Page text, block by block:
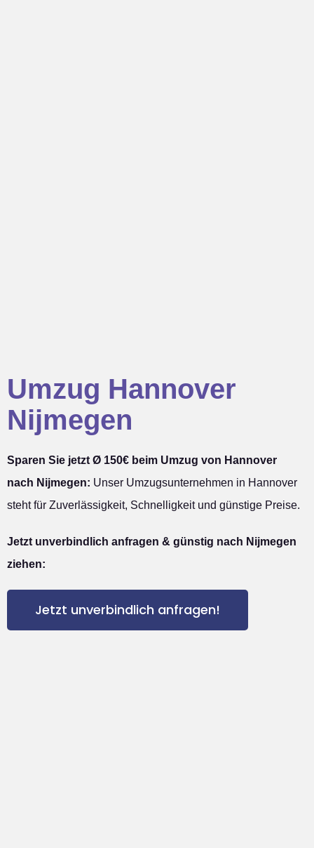
Umzug Hannover
Nijmegen
Sparen Sie jetzt Ø 150€ beim Umzug von Hannover
nach Nijmegen: Unser Umzugsunternehmen in Hannover
steht für Zuverlässigkeit, Schnelligkeit und günstige Preise.
Jetzt unverbindlich anfragen & günstig nach Nijmegen
ziehen:
Jetzt unverbindlich anfragen!